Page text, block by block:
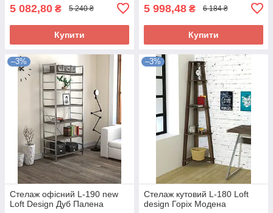
5 082,80 ₴ 5 240 ₴
Купити
5 998,48 ₴ 6 184 ₴
Купити
–3%
Стелаж офісний L-190 new
Loft Design Дуб Палена
–3%
Стелаж кутовий L-180 Loft
design Горіх Модена